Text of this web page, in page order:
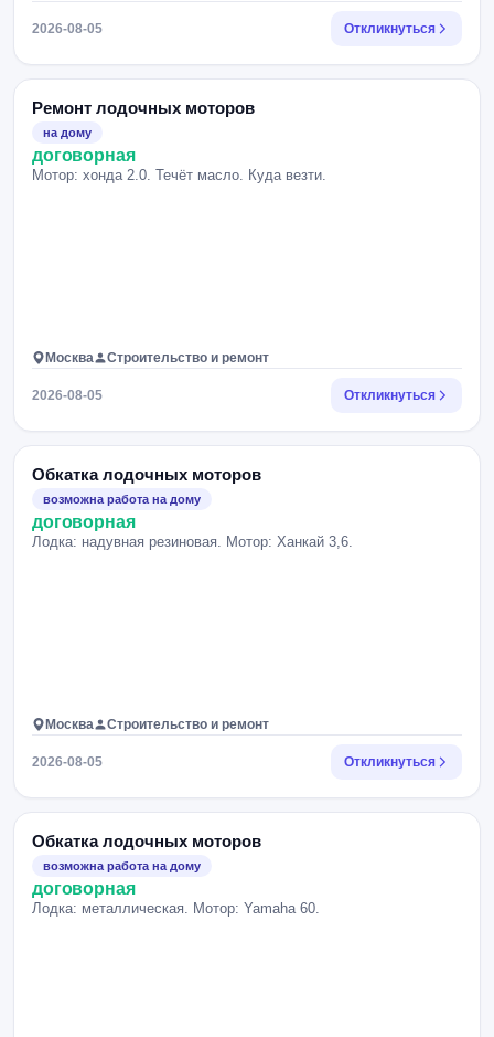
2026-08-05 Откликнуться
Ремонт лодочных моторов
на дому
договорная
Мотор: хонда 2.0. Течёт масло. Куда везти.
Москва Строительство и ремонт
2026-08-05 Откликнуться
Обкатка лодочных моторов
возможна работа на дому
договорная
Лодка: надувная резиновая. Мотор: Ханкай 3,6.
Москва Строительство и ремонт
2026-08-05 Откликнуться
Обкатка лодочных моторов
возможна работа на дому
договорная
Лодка: металлическая. Мотор: Yamaha 60.